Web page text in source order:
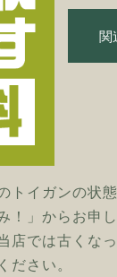
関
トイガンの状
」からお申し
店では古くな
さい。